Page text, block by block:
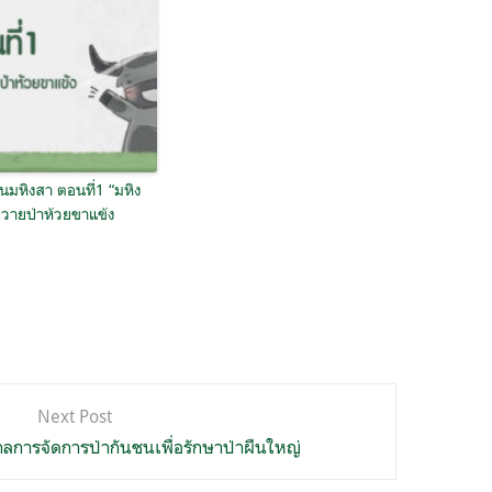
มหิงสา ตอนที่1 “มหิง
ายป่าห้วยขาแข้ง
Next Post
การจัดการป่ากันชนเพื่อรักษาป่าผืนใหญ่